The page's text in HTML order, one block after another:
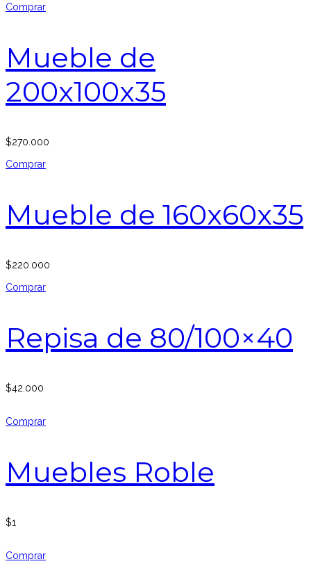
Comprar
Mueble de
200x100x35
$270.000
Comprar
Mueble de 160x60x35
$220.000
Comprar
Repisa de 80/100×40
$42.000
Comprar
Muebles Roble
$1
Comprar